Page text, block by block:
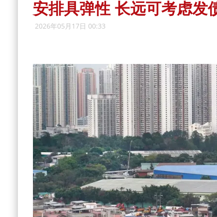
安排具弹性 长远可考虑发
2026年05月17日 00:33